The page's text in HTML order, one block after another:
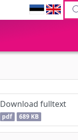
Download fulltext
pdf 689 KB